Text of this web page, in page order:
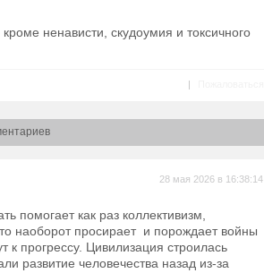
ненависти, скудоумия и токсичного
|
28 мая 2026 в 16:38:14
помогает как раз коллективизм,
наоборот просирает и порождает войны
к прогрессу. Цивилизация строилась
развитие человечества назад из-за